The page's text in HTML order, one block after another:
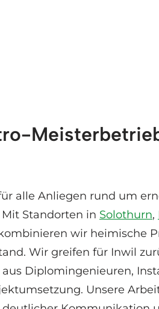
alle Anliegen rund um
Standorten in Solothurn,
wir heimische
Wir greifen für Inwil
Diplomingenieuren,
Unsere